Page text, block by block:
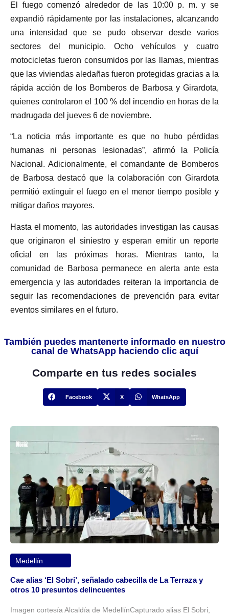
El fuego comenzó alrededor de las 10:00 p. m. y se
expandió rápidamente por las instalaciones, alcanzando
una intensidad que se pudo observar desde varios
sectores del municipio. Ocho vehículos y cuatro
motocicletas fueron consumidos por las llamas, mientras
que las viviendas aledañas fueron protegidas gracias a la
rápida acción de los Bomberos de Barbosa y Girardota,
quienes controlaron el 100 % del incendio en horas de la
madrugada del jueves 6 de noviembre.
“La noticia más importante es que no hubo pérdidas
humanas ni personas lesionadas”, afirmó la Policía
Nacional. Adicionalmente, el comandante de Bomberos
de Barbosa destacó que la colaboración con Girardota
permitió extinguir el fuego en el menor tiempo posible y
mitigar daños mayores.
Hasta el momento, las autoridades investigan las causas
que originaron el siniestro y esperan emitir un reporte
oficial en las próximas horas. Mientras tanto, la
comunidad de Barbosa permanece en alerta ante esta
emergencia y las autoridades reiteran la importancia de
seguir las recomendaciones de prevención para evitar
eventos similares en el futuro.
También puedes mantenerte informado en nuestro
canal de WhatsApp haciendo clic aquí
Comparte en tus redes sociales
Facebook X WhatsApp
Medellín
Cae alias ‘El Sobri’, señalado cabecilla de La Terraza y
otros 10 presuntos delincuentes
Imagen cortesía Alcaldía de MedellínCapturado alias El Sobri,